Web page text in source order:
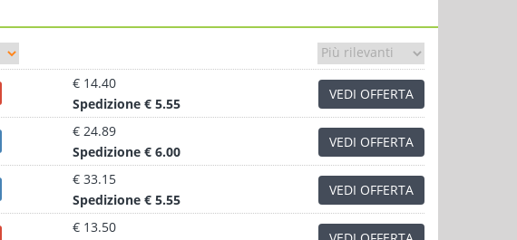
€ 14.40
Spedizione € 5.55
VEDI OFFERTA
€ 24.89
Spedizione € 6.00
VEDI OFFERTA
€ 33.15
Spedizione € 5.55
VEDI OFFERTA
€ 13.50